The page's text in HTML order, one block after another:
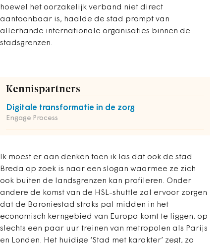
hoewel het oorzakelijk verband niet direct
aantoonbaar is, haalde de stad prompt van
allerhande internationale organisaties binnen de
stadsgrenzen.
Kennispartners
Digitale transformatie in de zorg
Engage Process
Ik moest er aan denken toen ik las dat ook de stad
Breda op zoek is naar een slogan waarmee ze zich
ook buiten de landsgrenzen kan profileren. Onder
andere de komst van de HSL-shuttle zal ervoor zorgen
dat de Baroniestad straks pal midden in het
economisch kerngebied van Europa komt te liggen, op
slechts een paar uur treinen van metropolen als Parijs
en Londen. Het huidige ‘Stad met karakter’ zegt, zo